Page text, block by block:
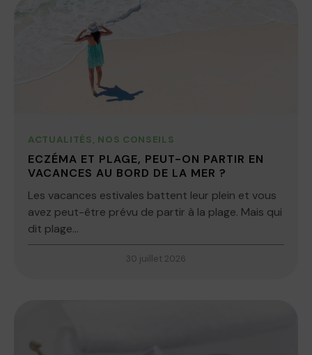
ACTUALITÉS, NOS CONSEILS
ECZÉMA ET PLAGE, PEUT-ON PARTIR EN
VACANCES AU BORD DE LA MER ?
Les vacances estivales battent leur plein et vous
avez peut-être prévu de partir à la plage. Mais qui
dit plage...
30 juillet 2026